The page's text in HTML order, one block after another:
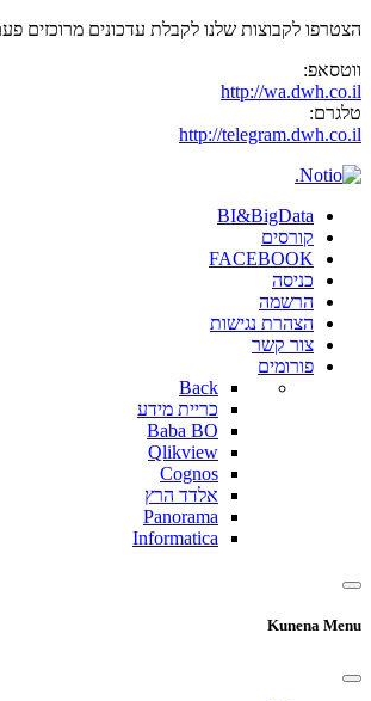
הצטרפו לקבוצות שלנו לקבלת עדכונים מרוכזים
ווטסאפ:
http://wa.dwh.co.il
טלגרם:
http://telegram.dwh.co.il
BI&BigData
קורסים
FACEBOOK
כניסה
הרשמה
הצהרת נגישות
צור קשר
פורומים
Back
כריית מידע
Baba BO
Qlikview
Cognos
אלדד הרץ
Panorama
Informatica
Kunena Menu